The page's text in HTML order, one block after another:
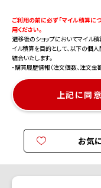
ご利用の前に必ず 「マイル積算に
用ください。
遷移後のショップにおいてマイル
イル積算を目的として、以下の個
結合いたします。
・購買履歴情報（注文個数、注文
上記に同
お気